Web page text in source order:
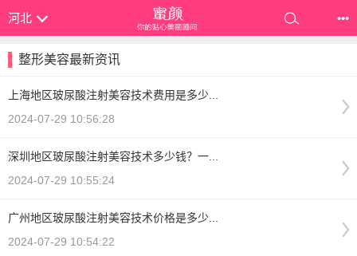
河北 •••
整形美容最新资讯
上海地区玻尿酸注射美容技术费用是多少...
2024-07-29 10:56:28
深圳地区玻尿酸注射美容技术多少钱？一...
2024-07-29 10:55:24
广州地区玻尿酸注射美容技术价格是多少...
2024-07-29 10:54:22